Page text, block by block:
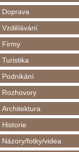
Doprava
Vzdělávání
Firmy
Turistika
Podnikání
Rozhovory
Architektura
Historie
Názory/fotky/videa